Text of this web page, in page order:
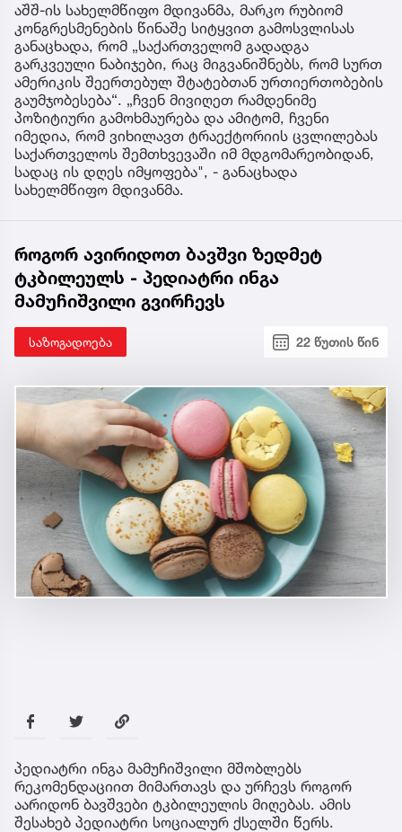
აშშ-ის სახელმწიფო მდივანმა, მარკო რუბიომ
კონგრესმენების წინაშე სიტყვით გამოსვლისას
განაცხადა, რომ „საქართველომ გადადგა
გარკვეული ნაბიჯები, რაც მიგვანიშნებს, რომ სურთ
ამერიკის შეერთებულ შტატებთან ურთიერთობების
გაუმჯობესება“. „ჩვენ მივიღეთ რამდენიმე
პოზიტიური გამოხმაურება და ამიტომ, ჩვენი
იმედია, რომ ვიხილავთ ტრაექტორიის ცვლილებას
საქართველოს შემთხვევაში იმ მდგომარეობიდან,
სადაც ის დღეს იმყოფება", - განაცხადა
სახელმწიფო მდივანმა.
როგორ ავირიდოთ ბავშვი ზედმეტ
ტკბილეულს - პედიატრი ინგა
მამუჩიშვილი გვირჩევს
საზოგადოება 22 წუთის წინ
პედიატრი ინგა მამუჩიშვილი მშობლებს
რეკომენდაციით მიმართავს და ურჩევს როგორ
აარიდონ ბავშვები ტკბილეულის მიღებას. ამის
შესახებ პედიატრი სოციალურ ქსელში წერს.